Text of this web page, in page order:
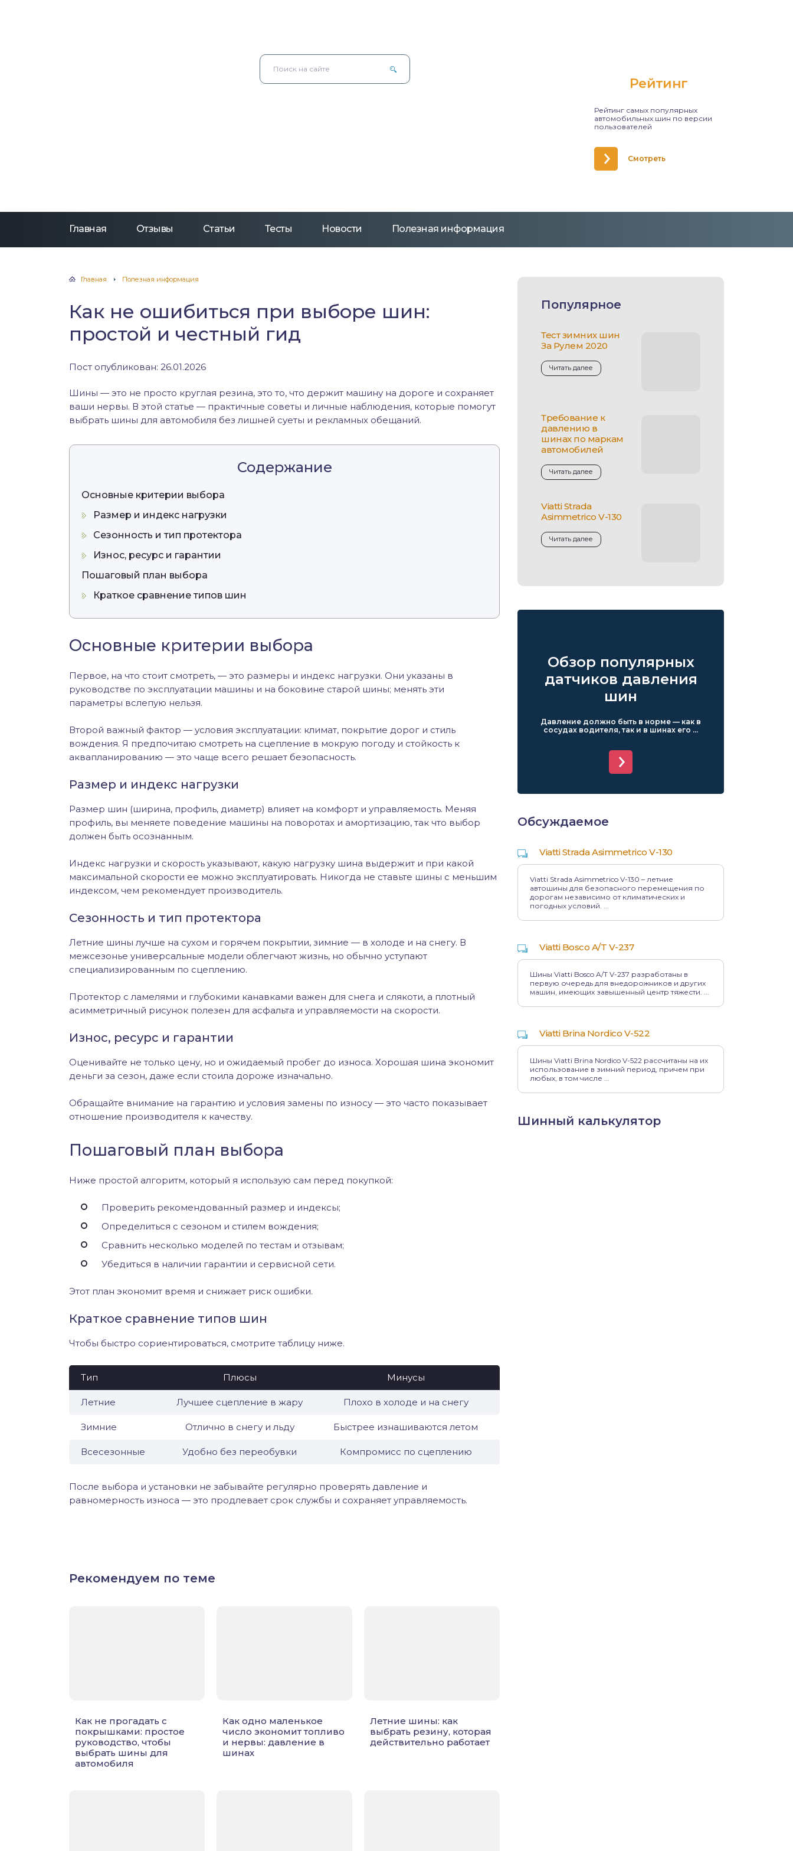
Главная Отзывы Статьи Тесты Новости Полезная информация
Рейтинг
Рейтинг самых популярных
автомобильных шин по версии
пользователей
Смотреть
Главная Полезная информация
Как не ошибиться при выборе шин:
простой и честный гид
Пост опубликован: 26.01.2026
Шины — это не просто круглая резина, это то, что держит машину на дороге и сохраняет
ваши нервы. В этой статье — практичные советы и личные наблюдения, которые помогут
выбрать шины для автомобиля без лишней суеты и рекламных обещаний.
Содержание
Основные критерии выбора
Размер и индекс нагрузки
Сезонность и тип протектора
Износ, ресурс и гарантии
Пошаговый план выбора
Краткое сравнение типов шин
Основные критерии выбора
Первое, на что стоит смотреть, — это размеры и индекс нагрузки. Они указаны в
руководстве по эксплуатации машины и на боковине старой шины; менять эти
параметры вслепую нельзя.
Второй важный фактор — условия эксплуатации: климат, покрытие дорог и стиль
вождения. Я предпочитаю смотреть на сцепление в мокрую погоду и стойкость к
аквапланированию — это чаще всего решает безопасность.
Размер и индекс нагрузки
Размер шин (ширина, профиль, диаметр) влияет на комфорт и управляемость. Меняя
профиль, вы меняете поведение машины на поворотах и амортизацию, так что выбор
должен быть осознанным.
Индекс нагрузки и скорость указывают, какую нагрузку шина выдержит и при какой
максимальной скорости ее можно эксплуатировать. Никогда не ставьте шины с меньшим
индексом, чем рекомендует производитель.
Сезонность и тип протектора
Летние шины лучше на сухом и горячем покрытии, зимние — в холоде и на снегу. В
межсезонье универсальные модели облегчают жизнь, но обычно уступают
специализированным по сцеплению.
Протектор с ламелями и глубокими канавками важен для снега и слякоти, а плотный
асимметричный рисунок полезен для асфальта и управляемости на скорости.
Износ, ресурс и гарантии
Оценивайте не только цену, но и ожидаемый пробег до износа. Хорошая шина экономит
деньги за сезон, даже если стоила дороже изначально.
Обращайте внимание на гарантию и условия замены по износу — это часто показывает
отношение производителя к качеству.
Пошаговый план выбора
Ниже простой алгоритм, который я использую сам перед покупкой:
Проверить рекомендованный размер и индексы;
Определиться с сезоном и стилем вождения;
Сравнить несколько моделей по тестам и отзывам;
Убедиться в наличии гарантии и сервисной сети.
Этот план экономит время и снижает риск ошибки.
Краткое сравнение типов шин
Чтобы быстро сориентироваться, смотрите таблицу ниже.
Тип Плюсы Минусы
Летние Лучшее сцепление в жару Плохо в холоде и на снегу
Зимние Отлично в снегу и льду Быстрее изнашиваются летом
Всесезонные Удобно без переобувки Компромисс по сцеплению
После выбора и установки не забывайте регулярно проверять давление и
равномерность износа — это продлевает срок службы и сохраняет управляемость.
Рекомендуем по теме
Как не прогадать с
покрышками: простое
руководство, чтобы
выбрать шины для
автомобиля
Как одно маленькое
число экономит топливо
и нервы: давление в
шинах
Летние шины: как
выбрать резину, которая
действительно работает
Популярное
Тест зимних шин
За Рулем 2020
Читать далее
Требование к
давлению в
шинах по маркам
автомобилей
Читать далее
Viatti Strada
Asimmetrico V-130
Читать далее
Обзор популярных
датчиков давления
шин
Давление должно быть в норме — как в
сосудах водителя, так и в шинах его ...
Обсуждаемое
Viatti Strada Asimmetrico V-130
Viatti Strada Asimmetrico V-130 – летние
автошины для безопасного перемещения по
дорогам независимо от климатических и
погодных условий. ...
Viatti Bosco A/T V-237
Шины Viatti Bosco A/T V-237 разработаны в
первую очередь для внедорожников и других
машин, имеющих завышенный центр тяжести. ...
Viatti Brina Nordico V-522
Шины Viatti Brina Nordico V-522 рассчитаны на их
использование в зимний период, причем при
любых, в том числе ...
Шинный калькулятор